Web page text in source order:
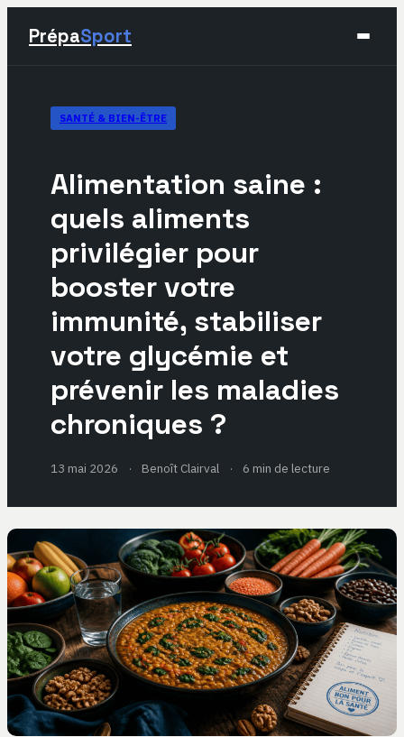
PrépaSport
Sport
Développement Personnel
Lifestyle
SANTÉ & BIEN-ÊTRE
Alimentation saine :
quels aliments
privilégier pour
booster votre
immunité, stabiliser
votre glycémie et
prévenir les maladies
chroniques ?
13 mai 2026 · Benoît Clairval · 6 min de lecture